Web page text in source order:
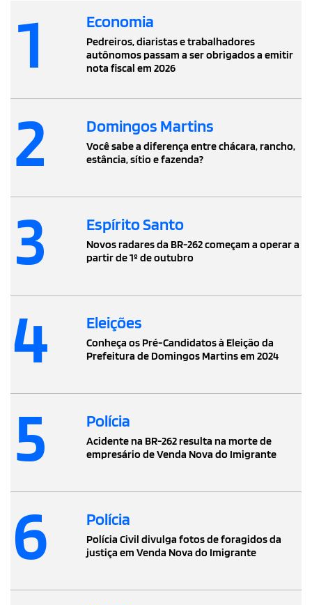
1 Economia
Pedreiros, diaristas e trabalhadores
autônomos passam a ser obrigados a emitir
nota fiscal em 2026
2 Domingos Martins
Você sabe a diferença entre chácara, rancho,
estância, sítio e fazenda?
3 Espírito Santo
Novos radares da BR-262 começam a operar a
partir de 1º de outubro
4 Eleições
Conheça os Pré-Candidatos à Eleição da
Prefeitura de Domingos Martins em 2024
5 Polícia
Acidente na BR-262 resulta na morte de
empresário de Venda Nova do Imigrante
6 Polícia
Polícia Civil divulga fotos de foragidos da
justiça em Venda Nova do Imigrante